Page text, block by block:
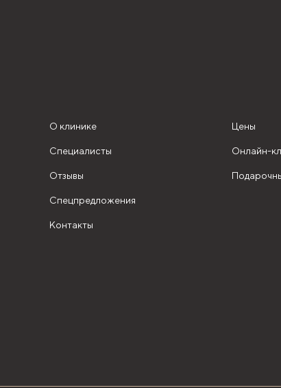
О клинике
Специалисты
Отзывы
Спецпредложения
Контакты
Цены
Онлайн-